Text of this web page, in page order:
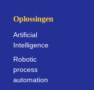
Oplossingen
Artificial
Intelligence
Robotic
process
automation